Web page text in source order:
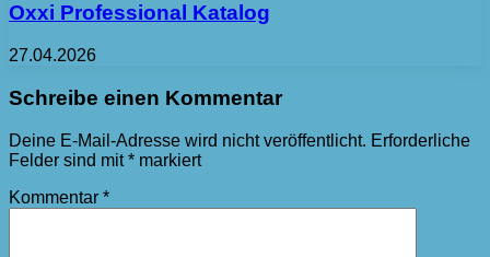
Oxxi Professional Katalog
27.04.2026
Schreibe einen Kommentar
Deine E-Mail-Adresse wird nicht veröffentlicht. Erforderliche
Felder sind mit* markiert
Kommentar *